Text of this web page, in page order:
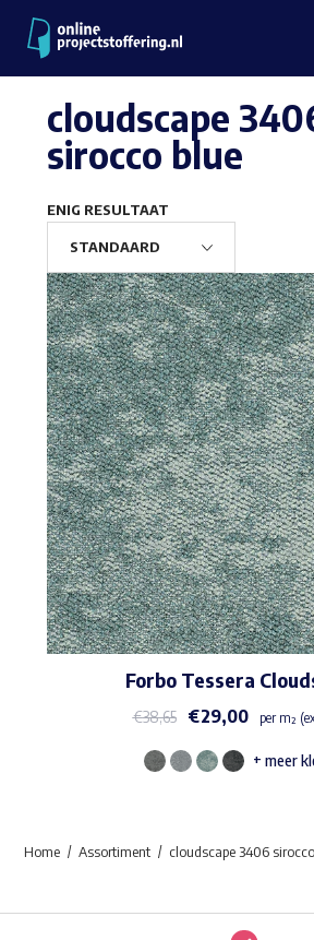
cloudscape
sirocco blue
ENIG RESULTAAT
Forbo Tessera
€38,65 €29,00 per m²
Dit
Deze
+ meer
Home Assortiment cloudscape 3406